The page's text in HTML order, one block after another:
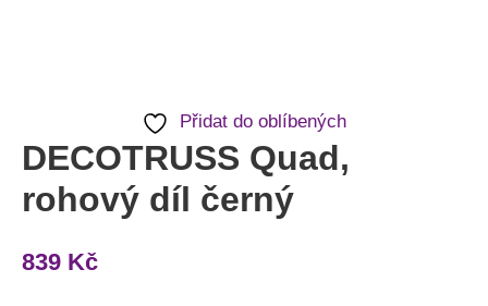
Přidat do oblíbených
DECOTRUSS Quad,
rohový díl černý
839 Kč